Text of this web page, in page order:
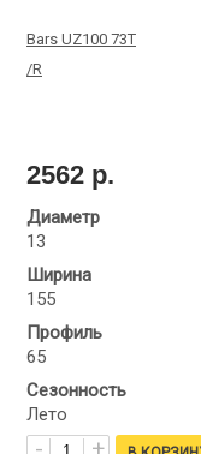
Bars UZ100 73T
/R
2562 р.
Диаметр
13
Ширина
155
Профиль
65
Сезонность
Лето